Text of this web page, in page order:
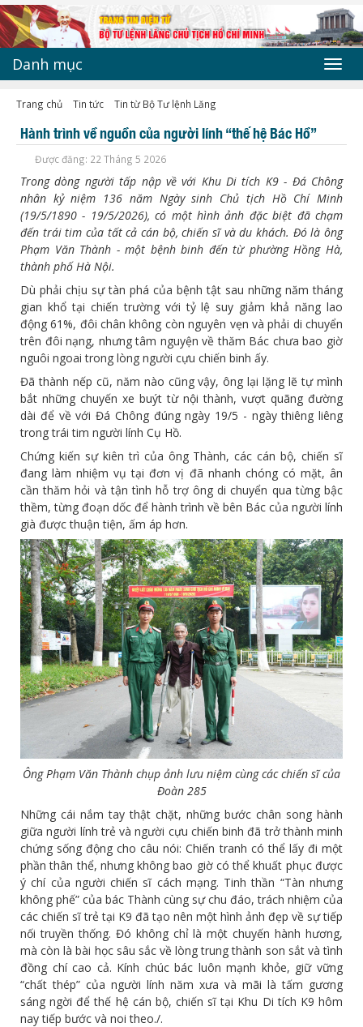
Danh mục
Trang chủ Tin tức Tin từ Bộ Tư lệnh Lăng
Hành trình về nguồn của người lính “thế hệ Bác Hồ”
Được đăng: 22 Tháng 5 2026
Trong dòng người tấp nập về với Khu Di tích K9 - Đá Chông
nhân kỷ niệm 136 năm Ngày sinh Chủ tịch Hồ Chí Minh
(19/5/1890 - 19/5/2026), có một hình ảnh đặc biệt đã chạm
đến trái tim của tất cả cán bộ, chiến sĩ và du khách. Đó là ông
Phạm Văn Thành - một bệnh binh đến từ phường Hồng Hà,
thành phố Hà Nội.
Dù phải chịu sự tàn phá của bệnh tật sau những năm tháng
gian khổ tại chiến trường với tỷ lệ suy giảm khả năng lao
động 61%, đôi chân không còn nguyên vẹn và phải di chuyển
trên đôi nạng, nhưng tâm nguyện về thăm Bác chưa bao giờ
nguôi ngoai trong lòng người cựu chiến binh ấy.
Đã thành nếp cũ, năm nào cũng vậy, ông lại lặng lẽ tự mình
bắt những chuyến xe buýt từ nội thành, vượt quãng đường
dài để về với Đá Chông đúng ngày 19/5 - ngày thiêng liêng
trong trái tim người lính Cụ Hồ.
Chứng kiến sự kiên trì của ông Thành, các cán bộ, chiến sĩ
đang làm nhiệm vụ tại đơn vị đã nhanh chóng có mặt, ân
cần thăm hỏi và tận tình hỗ trợ ông di chuyển qua từng bậc
thềm, từng đoạn dốc để hành trình về bên Bác của người lính
già được thuận tiện, ấm áp hơn.
Ông Phạm Văn Thành chụp ảnh lưu niệm cùng các chiến sĩ của
Đoàn 285
Những cái nắm tay thật chặt, những bước chân song hành
giữa người lính trẻ và người cựu chiến binh đã trở thành minh
chứng sống động cho câu nói: Chiến tranh có thể lấy đi một
phần thân thể, nhưng không bao giờ có thể khuất phục được
ý chí của người chiến sĩ cách mạng. Tinh thần “Tàn nhưng
không phế” của bác Thành cùng sự chu đáo, trách nhiệm của
các chiến sĩ trẻ tại K9 đã tạo nên một hình ảnh đẹp về sự tiếp
nối truyền thống. Đó không chỉ là một chuyến hành hương,
mà còn là bài học sâu sắc về lòng trung thành son sắt và tình
đồng chí cao cả. Kính chúc bác luôn mạnh khỏe, giữ vững
“chất thép” của người lính năm xưa và mãi là tấm gương
sáng ngời để thế hệ cán bộ, chiến sĩ tại Khu Di tích K9 hôm
nay tiếp bước và noi theo./.